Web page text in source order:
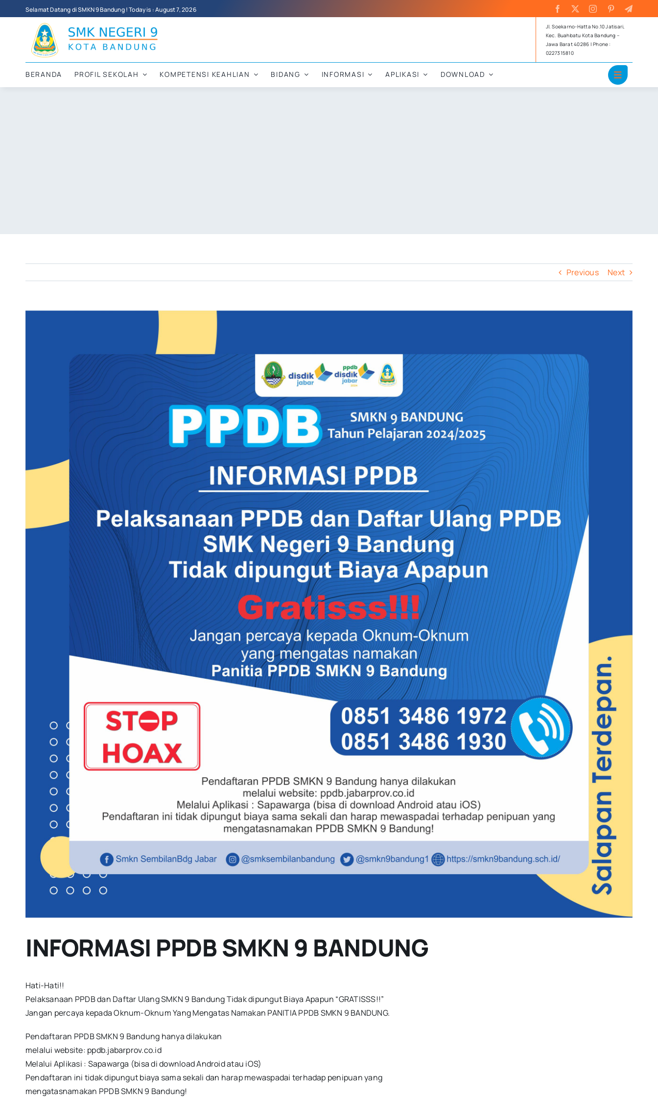
to
Selamat Datang di SMKN 9 Bandung ! Today is : August 7, 2026
Jl. Soekarno-Hatta No.10 Jatisari,
Kec. Buahbatu Kota Bandung –
Jawa Barat 40286 | Phone :
0227315810
BERANDA PROFIL SEKOLAH KOMPETENSI KEAHLIAN BIDANG INFORMASI APLIKASI DOWNLOAD
Previous Next
INFORMASI PPDB SMKN 9 BANDUNG
Hati-Hati!!
Pelaksanaan PPDB dan Daftar Ulang SMKN 9 Bandung Tidak dipungut Biaya Apapun “GRATISSS!!”
Jangan percaya kepada Oknum-Oknum Yang Mengatas Namakan PANITIA PPDB SMKN 9 BANDUNG.
Pendaftaran PPDB SMKN 9 Bandung hanya dilakukan
melalui website: ppdb.jabarprov.co.id
Melalui Aplikasi : Sapawarga (bisa di download Android atau iOS)
Pendaftaran ini tidak dipungut biaya sama sekali dan harap mewaspadai terhadap penipuan yang
mengatasnamakan PPDB SMKN 9 Bandung!️